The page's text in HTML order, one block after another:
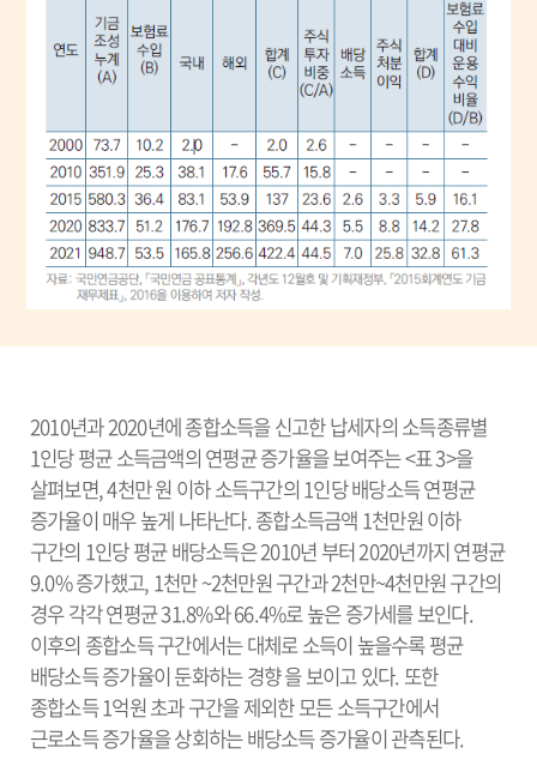
2010년과 2020년에 종합소득을 신고한 납세자의 소득종류별
1인당 평균 소득금액의 연평균 증가율을 보여주는 <표 3>을
살펴보면, 4천만 원 이하 소득구간의 1인당 배당소득 연평균
증가율이 매우 높게 나타난다. 종합소득금액 1천만원 이하
구간의 1인당 평균 배당소득은 2010년 부터 2020년까지 연평균
9.0% 증가했고, 1천만 ~2천만원 구간과 2천만~4천만원 구간의
경우 각각 연평균 31.8%와 66.4%로 높은 증가세를 보인다.
이후의 종합소득 구간에서는 대체로 소득이 높을수록 평균
배당소득 증가율이 둔화하는 경향 을 보이고 있다. 또한
종합소득 1억원 초과 구간을 제외한 모든 소득구간에서
근로소득 증가율을 상회하는 배당소득 증가율이 관측된다.